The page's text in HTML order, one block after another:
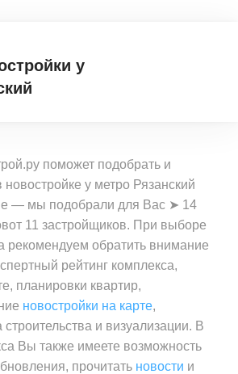
у
поможет подобрать и
новостройке у метро Рязанский
— мы подобрали для Вас ➤ 14
11 застройщиков. При выборе
рекомендуем обратить внимание
рейтинг комплекса,
планировки квартир,
новостройки на карте,
и визуализации. В
Вы также имеете возможность
прочитать новости и